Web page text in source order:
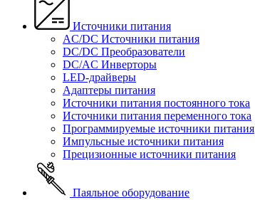
Источники питания
AC/DC Источники питания
DC/DC Преобразователи
DC/AC Инверторы
LED-драйверы
Адаптеры питания
Источники питания постоянного тока
Источники питания переменного тока
Программируемые источники питания
Импульсные источники питания
Прецизионные источники питания
Паяльное оборудование